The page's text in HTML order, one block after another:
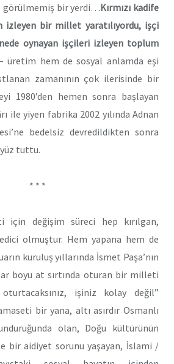
görülmemiş bir yerdi…Kırmızı kadife
izleyen bir millet yaratılıyordu, işçi
oynayan işçileri izleyen toplum
üretim hem de sosyal anlamda eşi
zamanının çok ilerisinde bir
1980’den hemen sonra başlayan
ile yiyen fabrika 2002 yılında Adnan
bedelsiz devredildikten sonra
tuttu.
* * *
için değişim süreci hep kırılgan,
olmuştur. Hem yapana hem de
kuruluş yıllarında İsmet Paşa’nın
boyu at sırtında oturan bir milleti
işiniz kolay değil”
bir yana, altı asırdır Osmanlı
olan, Doğu kültürünün
bir aidiyet sorunu yaşayan, İslami /